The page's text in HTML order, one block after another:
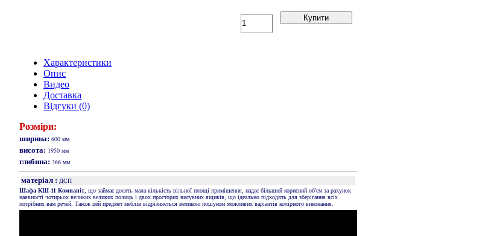
Купити
Характеристики
Опис
Видео
Доставка
Відгуки (0)
Розміри:
ширина: 600 мм
висота: 1950 мм
глибина: 366 мм
матеріал : ДСП
Шафа КШ-11 Компаніт , що займає досить мала кількість вільної площі приміщення, надає більший корисний об'єм за рахунок
наявності чотирьох великих великих полиць і двох просторих висувних ящиків, що ідеально підходять для зберігання всіх
потрібних вам речей. Також цей предмет меблів відрізняється великою пошуком можливих варіантів колірного виконання.